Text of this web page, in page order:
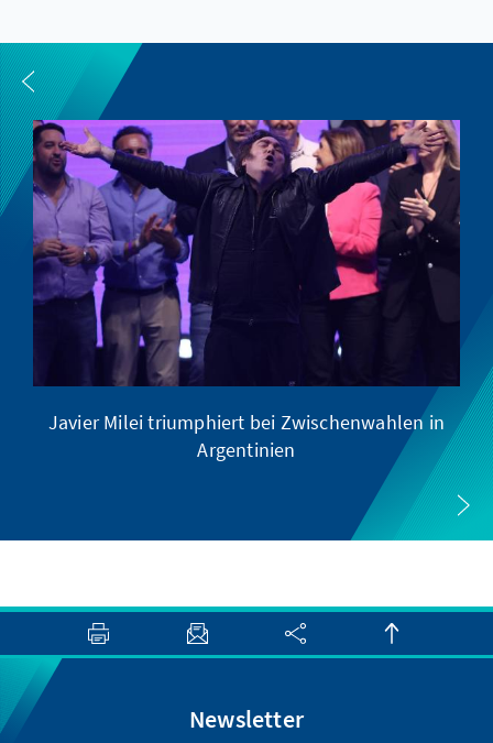
Javier Milei triumphiert bei Zwischenwahlen in
Argentinien
Newsletter